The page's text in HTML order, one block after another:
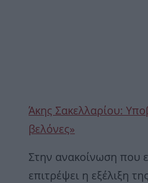
Άκης Σακελλαρίου:
βελόνες»
Στην ανακοίνωση που
επιτρέψει η εξέλιξη